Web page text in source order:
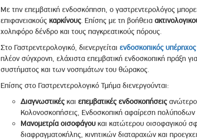
Με την επεμβατική ενδοσκόπηση, ο γαστρεντερολόγος
επιφανειακούς καρκίνους. Επίσης με τη βοήθεια
χοληφόρο δένδρο και τους παγκρεατικούς πόρους.
Στο Γαστρεντερολογικό, διενεργείται ενδοσκοπικός
πλέον σύγχρονη, ελάχιστα επεμβατική ενδοσκοπική πράξη
συστήματος και των νοσημάτων του θώρακος.
Επίσης στο Γαστρεντερολογικό Τμήμα διενεργούνται:
Διαγνωστικέςκαι επεμβατικές ενδοσκοπήσεις
Κολονοσκοπήσεις, Ενδοσκοπική αφαίρεση πολύποδων
Μανομετρία οισοφάγου και κατώτερου οισοφαγικού
διαφραγματοκήλης, κινητικών διαταραχών και